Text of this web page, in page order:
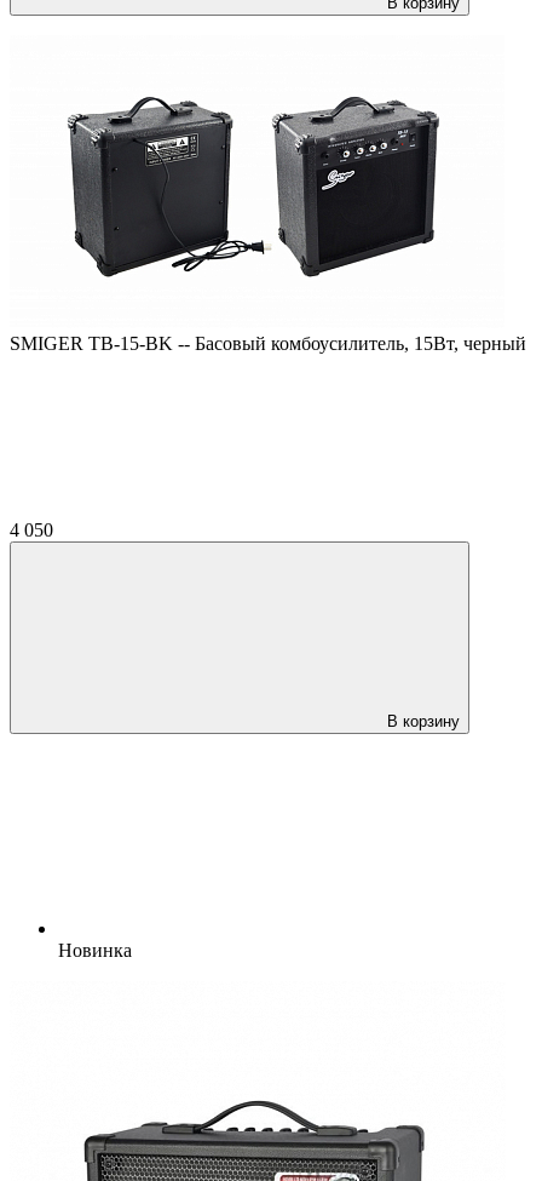
SMIGER TB-15-BK -- Басовый комбоусилитель, 15Вт, черный
4 050
В корзину
Новинка